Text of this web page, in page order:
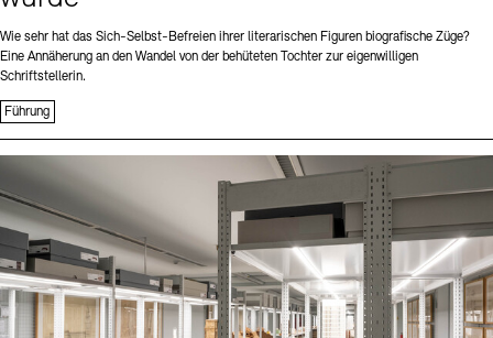
Wie sehr hat das Sich-Selbst-Befreien ihrer literarischen Figuren biografische Züge?
Eine Annäherung an den Wandel von der behüteten Tochter zur eigenwilligen
Schriftstellerin.
Führung